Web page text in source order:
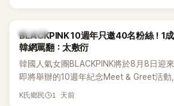
K-POP
BLACKPINK 10週年只邀40名粉絲！1
韓網罵翻：太敷衍
韓國人氣女團BLACKPINK將於8月8日迎
即將舉辦的10週年紀念Meet & Greet活動
合體。根據韓媒《MyDaily》7日報導，當
K氏鄉民 1 天前